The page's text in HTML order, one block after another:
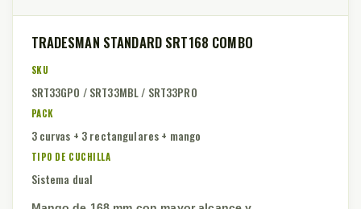
TRADESMAN STANDARD SRT168 COMBO
SKU
SRT33GPO / SRT33MBL / SRT33PRO
PACK
3 curvas + 3 rectangulares + mango
TIPO DE CUCHILLA
Sistema dual